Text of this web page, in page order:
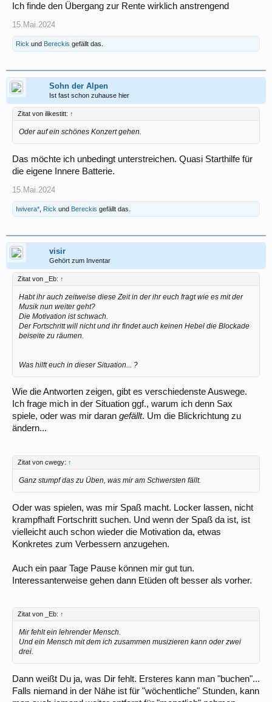
Ich finde den Übergang zur Rente wirklich anstrengend
15.Mai.2024
Rick und Bereckis gefällt das.
Sohn der Alpen
Ist fast schon zuhause hier
Zitat von ilikestitt: ↑
Oder auf ein schönes Konzert gehen.
Das möchte ich unbedingt unterstreichen. Quasi Starthilfe für
die eigene Innere Batterie.
15.Mai.2024
Iwivera* Rick und Bereckis gefällt das.
visir
Gehört zum Inventar
Zitat von _Eb: ↑
Habt ihr auch zeitweise diese Zeit in der ihr euch fragt wie es mit der
Musik nun weiter geht?
Die Motivation ist schwach.
Der Fortschritt will nicht und ihr findet auch keinen Hebel die Blockade
beiseite zu räumen.
Was hilft euch in dieser Situation... ?
Wie die Antworten zeigen, gibt es verschiedenste Auswege.
Ich frage mich in der Situation ggf., warum ich denn Sax
spiele, oder was mir daran gefällt. Um die Blickrichtung zu
ändern...
Zitat von cwegy: ↑
Ganz stumpf das zu Üben, was mir am Schwersten fällt.
Oder was spielen, was mir Spaß macht. Locker lassen, nicht
krampfhaft Fortschritt suchen. Und wenn der Spaß da ist, ist
vielleicht auch schon wieder die Motivation da, etwas
Konkretes zum Verbessern anzugehen.
Auch ein paar Tage Pause können mir gut tun.
Interessanterweise gehen dann Etüden oft besser als vorher.
Zitat von _Eb: ↑
Mir fehlt ein lehrender Mensch.
Und ein Mensch mit dem ich zusammen musizieren kann oder zwei
drei.
Dann weißt Du ja, was Dir fehlt. Ersteres kann man "buchen"...
Falls niemand in der Nähe ist für "wöchentliche" Stunden, kann